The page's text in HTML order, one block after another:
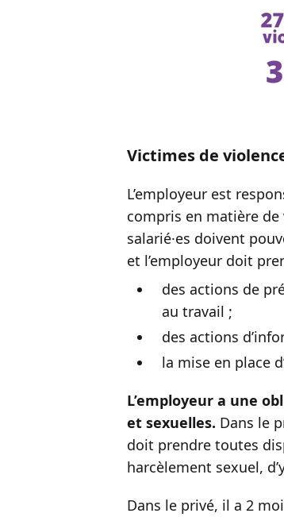
Victimes de
L’employeur est
compris en matière
salarié·es doivent
et l’employeur doit
des actions de
au travail ;
des actions
la mise en place
L’employeur a une
et sexuelles. Dans le
doit prendre toutes
harcèlement sexuel,
Dans le privé, il a 2